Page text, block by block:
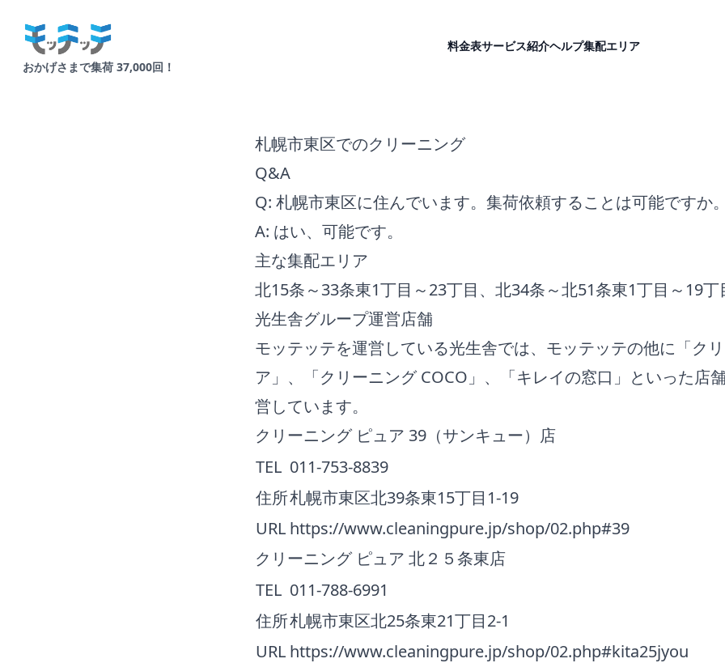
Your Company
おかげさまで集荷 37,000回！
料金表サービス紹介ヘルプ集配エリア
札幌市東区でのクリーニング
Q&A
Q: 札幌市東区に住んでいます。集荷依頼することは可能ですか。
A: はい、可能です。
主な集配エリア
北15条～33条東1丁目～23丁目、北34条～北51条東1丁目～19丁
光生舎グループ運営店舗
モッテッテを運営している光生舎では、モッテッテの他に「ク
ア」、「クリーニング COCO」、「キレイの窓口」といった店
営しています。
クリーニング ピュア 39（サンキュー）店
TEL 011-753-8839
住所札幌市東区北39条東15丁目1-19
URL https://www.cleaningpure.jp/shop/02.php#39
クリーニング ピュア 北２５条東店
TEL 011-788-6991
住所札幌市東区北25条東21丁目2-1
URL https://www.cleaningpure.jp/shop/02.php#kita25jyou